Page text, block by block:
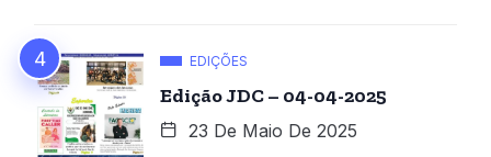
EDIÇÕES
Edição JDC – 04-04-2025
23 De Maio De 2025